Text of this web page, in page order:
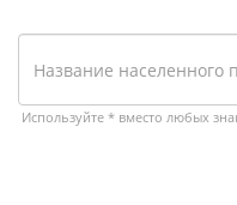
Используйте * вместо любых